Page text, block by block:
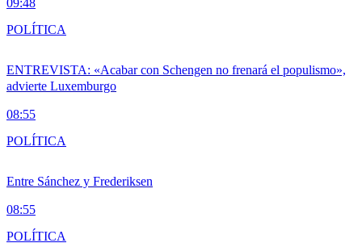
ENTREVISTA: «Acabar con Schengen no frenará el populismo»,
advierte Luxemburgo
08:55
POLÍTICA
Entre Sánchez y Frederiksen
08:55
POLÍTICA
POLÍTICA